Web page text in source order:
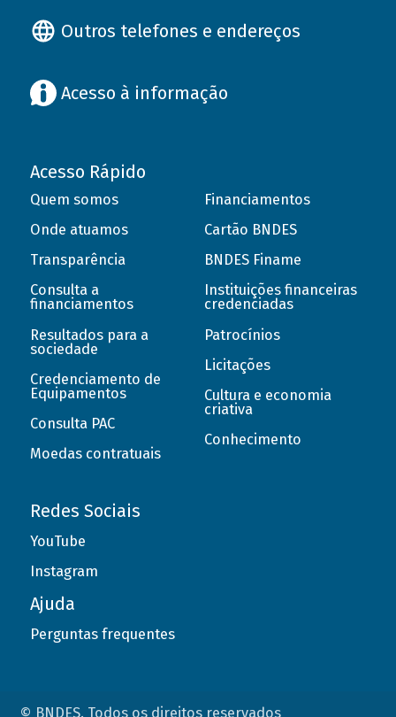
Outros telefones e endereços
Acesso à informação
Acesso Rápido
Quem somos
Onde atuamos
Transparência
Consulta a
financiamentos
Resultados para a
sociedade
Credenciamento de
Equipamentos
Consulta PAC
Moedas contratuais
Financiamentos
Cartão BNDES
BNDES Finame
Instituições financeiras
credenciadas
Patrocínios
Licitações
Cultura e economia
criativa
Conhecimento
Redes Sociais
YouTube
Instagram
Ajuda
Perguntas frequentes
© BNDES. Todos os direitos reservados